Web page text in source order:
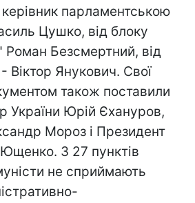
керівник парламентською
Цушко, від блоку
Роман Безсмертний, від
- Віктор Янукович. Свої
також поставили
України Юрій Єхануров,
Мороз і Президент
Ющенко. З 27 пунктів
не сприймають